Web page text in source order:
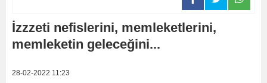
İzzzeti nefislerini, memleketlerini,
memleketin geleceğini...
28-02-2022 11:23